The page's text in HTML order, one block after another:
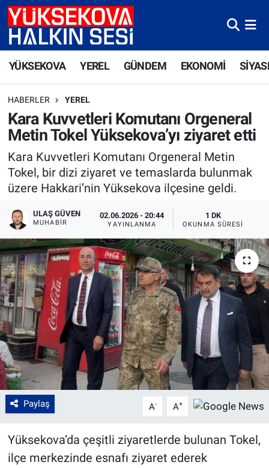
YÜKSEKOVA YEREL GÜNDEM EKONOMİ
HABERLER YEREL
Kara Kuvvetleri Komutanı Orgeneral
Metin Tokel Yüksekova’yı ziyaret etti
Kara Kuvvetleri Komutanı Orgeneral Metin
Tokel, bir dizi ziyaret ve temaslarda bulunmak
üzere Hakkari’nin Yüksekova ilçesine geldi.
ULAŞ GÜVEN
MUHABIR
02.06.2026 - 20:44
YAYINLANMA
1 DK
OKUNMA SÜRESI
Paylaş A- A+
Yüksekova’da çeşitli ziyaretlerde bulunan Tokel,
ilçe merkezinde esnafı ziyaret ederek
Yüksekova Nöbetçi Eczaneler
Süper Lig Puan Durumu ve Fikstür
Tüm Manşetler